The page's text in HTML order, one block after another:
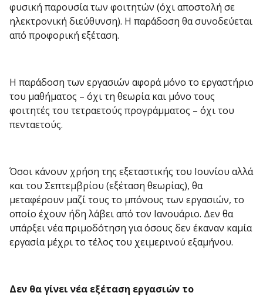
φυσική παρουσία των φοιτητών (όχι αποστολή σε
ηλεκτρονική διεύθυνση). Η παράδοση θα συνοδεύεται
από προφορική εξέταση.
Η παράδοση των εργασιών αφορά μόνο το εργαστήριο
του μαθήματος – όχι τη θεωρία και μόνο τους
φοιτητές του τετραετούς προγράμματος – όχι του
πενταετούς.
Όσοι κάνουν χρήση της εξεταστικής του Ιουνίου αλλά
και του Σεπτεμβρίου (εξέταση θεωρίας), θα
μεταφέρουν μαζί τους το μπόνους των εργασιών, το
οποίο έχουν ήδη λάβει από τον Ιανουάριο. Δεν θα
υπάρξει νέα πριμοδότηση για όσους δεν έκαναν καμία
εργασία μέχρι το τέλος του χειμερινού εξαμήνου.
Δεν θα γίνει νέα εξέταση εργασιών το